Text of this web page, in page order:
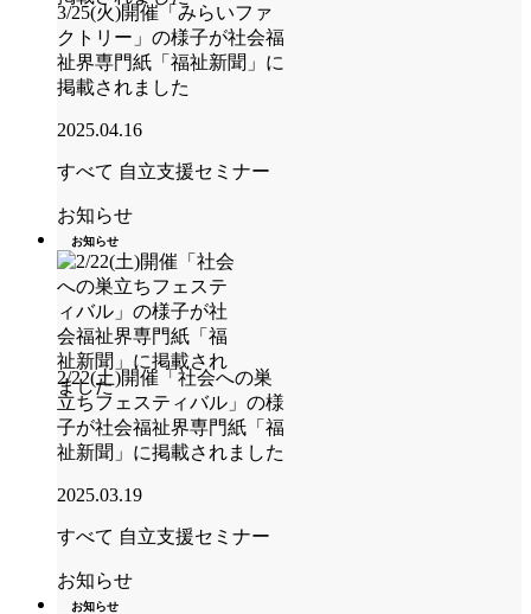
3/25(火)開催「みらいファ
クトリー」の様子が社会福
祉界専門紙「福祉新聞」に
掲載されました
2025.04.16
すべて 自立支援セミナー
お知らせ
お知らせ
2/22(土)開催「社会への巣
立ちフェスティバル」の様
子が社会福祉界専門紙「福
祉新聞」に掲載されました
2025.03.19
すべて 自立支援セミナー
お知らせ
お知らせ